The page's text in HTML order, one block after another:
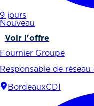
9 jours
Nouveau
Voir l'offre
Fournier Groupe
Responsable de
BordeauxCDI